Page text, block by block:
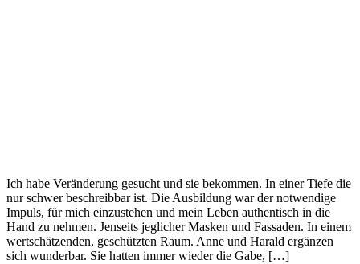
Ich habe Veränderung gesucht und sie bekommen. In einer Tiefe die
nur schwer beschreibbar ist. Die Ausbildung war der notwendige
Impuls, für mich einzustehen und mein Leben authentisch in die
Hand zu nehmen. Jenseits jeglicher Masken und Fassaden. In einem
wertschätzenden, geschützten Raum. Anne und Harald ergänzen
sich wunderbar. Sie hatten immer wieder die Gabe, […]